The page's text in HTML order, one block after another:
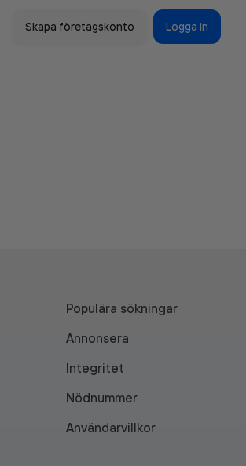
Skapa företagskonto Logga in
Populära sökningar
Annonsera
Integritet
Nödnummer
Användarvillkor